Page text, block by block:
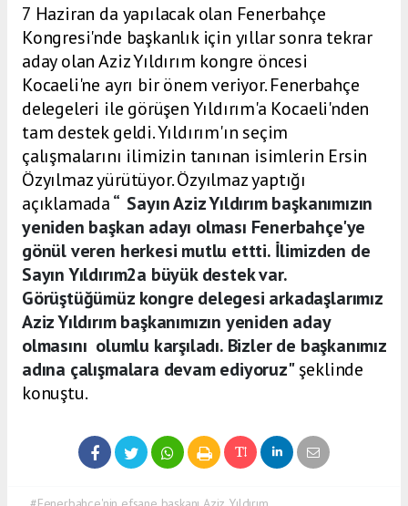
7 Haziran da yapılacak olan Fenerbahçe
Kongresi'nde başkanlık için yıllar sonra tekrar
aday olan Aziz Yıldırım kongre öncesi
Kocaeli'ne ayrı bir önem veriyor. Fenerbahçe
delegeleri ile görüşen Yıldırım'a Kocaeli'nden
tam destek geldi. Yıldırım'ın seçim
çalışmalarını ilimizin tanınan isimlerin Ersin
Özyılmaz yürütüyor. Özyılmaz yaptığı
açıklamada“ Sayın Aziz Yıldırım başkanımızın
yeniden başkan adayı olması Fenerbahçe'ye
gönül veren herkesi mutlu ettti. İlimizden de
Sayın Yıldırım2a büyük destek var.
Görüştüğümüz kongre delegesi arkadaşlarımız
Aziz Yıldırım başkanımızın yeniden aday
olmasını olumlu karşıladı. Bizler de başkanımız
adına çalışmalara devam ediyoruz"şeklinde
konuştu.